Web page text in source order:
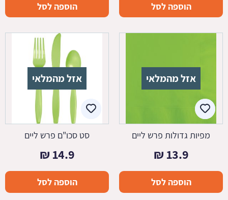
הוספה לסל הוספה לסל
אזל מהמלאי
מפיות גדולות פרש ליים
13.9
₪
הוספה לסל
אזל מהמלאי
סט סכו"ם פרש ליים
14.9
₪
הוספה לסל